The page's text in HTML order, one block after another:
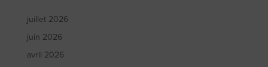
juillet 2026
juin 2026
avril 2026